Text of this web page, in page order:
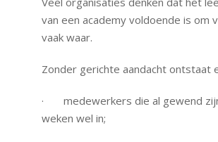
van een academy voldoende is om
vaak waar.
Zonder gerichte aandacht ontstaat
· medewerkers die al gewend
weken wel in;